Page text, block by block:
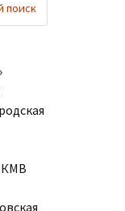
поиск
КМВ